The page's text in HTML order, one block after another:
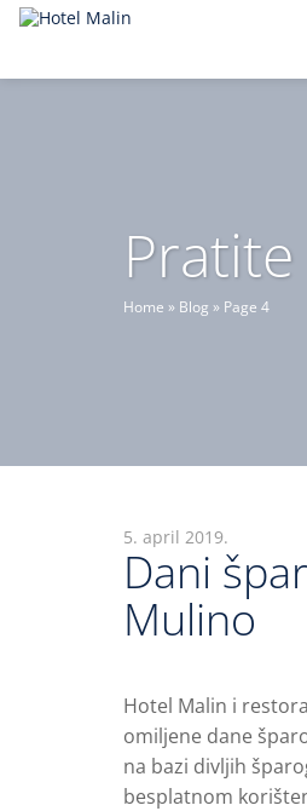
Home » Blog » Page 4
5. april 2019.
Dani
Mulino
Hotel Malin i
omiljene dane
na bazi divljih
besplatnom